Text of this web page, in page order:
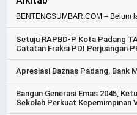
BENTENGSUMBAR.COM – Belum
Setuju RAPBD-P Kota Padang
Catatan Fraksi PDI Perjuangan
Apresiasi Baznas Padang, Bank
Bangun Generasi Emas 2045,
Sekolah Perkuat Kepemimpinan